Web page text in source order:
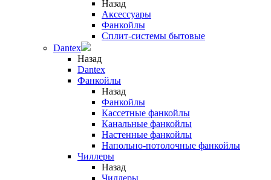
Назад
Аксессуары
Фанкойлы
Сплит-системы бытовые
Dantex
Назад
Dantex
Фанкойлы
Назад
Фанкойлы
Кассетные фанкойлы
Канальные фанкойлы
Настенные фанкойлы
Напольно-потолочные фанкойлы
Чиллеры
Назад
Чиллеры